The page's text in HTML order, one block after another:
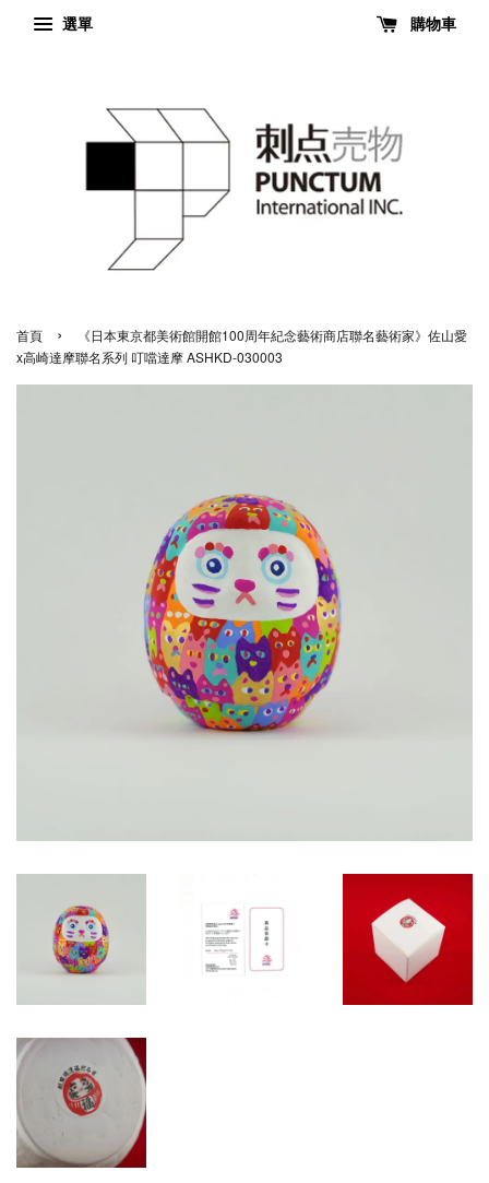
選單 購物車
首頁 ›
《日本東京都美術館開館100周年紀念藝術商店聯名藝術家》佐山愛
x高崎達摩聯名系列 叮噹達摩 ASHKD-030003